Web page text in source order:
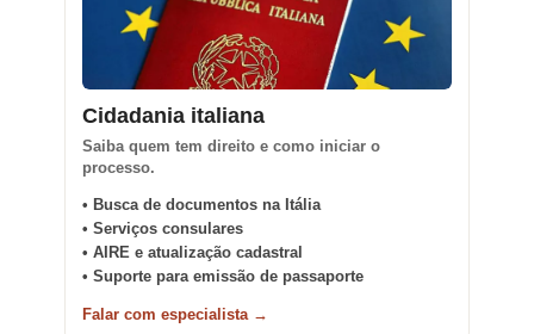
Cidadania italiana
Saiba quem tem direito e como iniciar o
processo.
• Busca de documentos na Itália
• Serviços consulares
• AIRE e atualização cadastral
• Suporte para emissão de passaporte
Falar com especialista →